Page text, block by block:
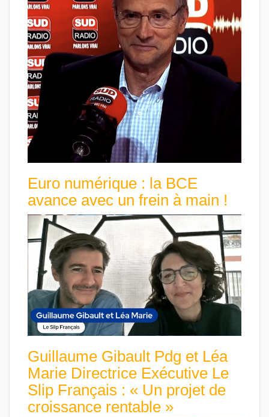
Euro numérique : la BCE
avance avec un frein à main !
Guillaume Gibault Pdg et Léa
Marie Directrice Exécutive Le
Slip Français : « Un projet de
croissance rentable »